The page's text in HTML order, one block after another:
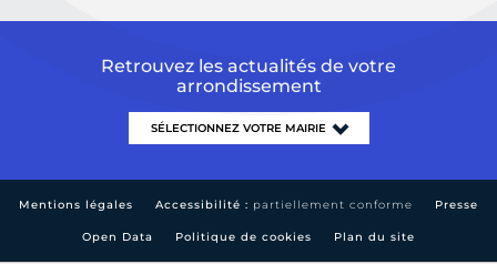
Retrouvez les actualités de votre
arrondissement
Mentions légales Accessibilité : partiellement conforme Presse
Open Data Politique de cookies Plan du site